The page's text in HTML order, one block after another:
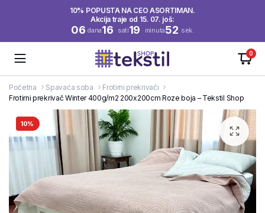
10% POPUSTA NA CEO ASORTIMAN.
Akcija traje od 15. 07. još:
06 dana16 sati19 minuta52 sek.
0
Početna Spavaća soba
Frotirni prekrivači
Frotirni prekrivač Winter 400g/m2 200x200cm Roze boja – Tekstil Shop
10%